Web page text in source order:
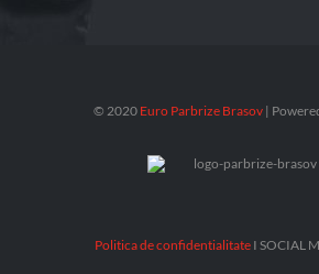
© 2020 Euro Parbrize Brasov |
Politica de confidentialitate I SOCIAL